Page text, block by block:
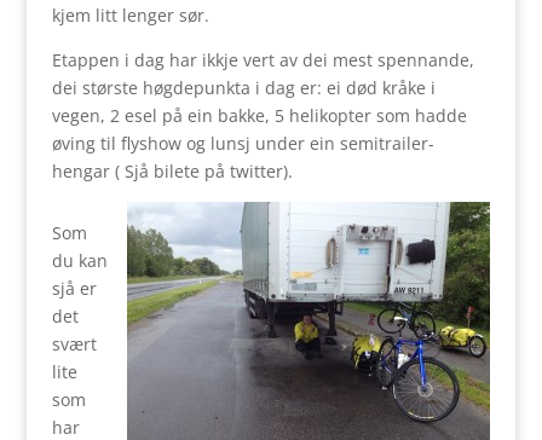
kjem litt lenger sør.
Etappen i dag har ikkje vert av dei mest spennande,
dei største høgdepunkta i dag er: ei død kråke i
vegen, 2 esel på ein bakke, 5 helikopter som hadde
øving til flyshow og lunsj under ein semitrailer-
hengar ( Sjå bilete på twitter).
Som
du kan
sjå er
det
svært
lite
som
har